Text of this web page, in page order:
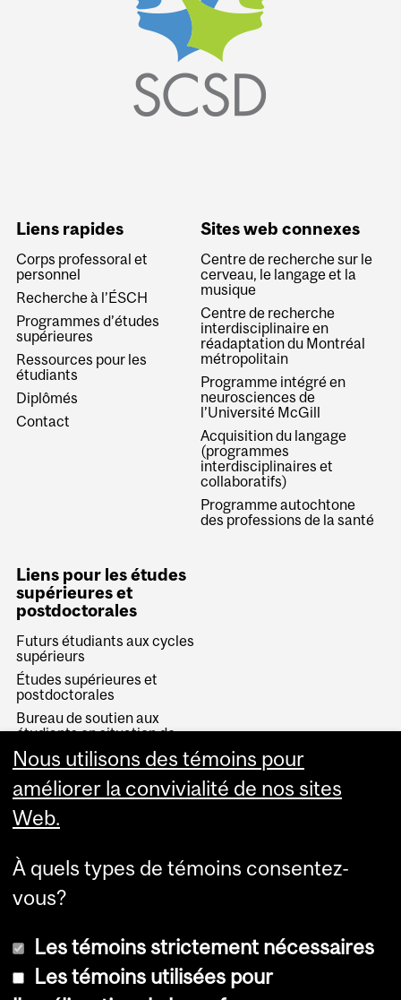
Liens rapides
Corps professoral et
personnel
Recherche à l’ÉSCH
Programmes d’études
supérieures
Ressources pour les
étudiants
Diplômés
Contact
Sites web connexes
Centre de recherche sur le
cerveau, le langage et la
musique
Centre de recherche
interdisciplinaire en
réadaptation du Montréal
métropolitain
Programme intégré en
neurosciences de
l’Université McGill
Acquisition du langage
(programmes
interdisciplinaires et
collaboratifs)
Programme autochtone
des professions de la santé
Liens pour les études
supérieures et
postdoctorales
Futurs étudiants aux cycles
supérieurs
Études supérieures et
postdoctorales
Bureau de soutien aux
étudiants en situation de
handicap
Bourses d’études et de
recherche
Faire un don
Donnez
Nous utilisons des témoins pour
améliorer la convivialité de nos sites
Web.
À quels types de témoins consentez-
vous?
Les témoins strictement nécessaires
Les témoins utilisées pour